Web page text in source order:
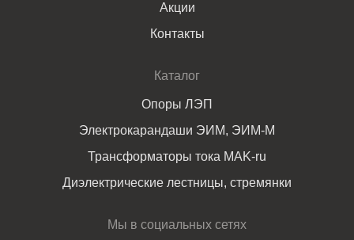
Акции
Контакты
Каталог
Опоры ЛЭП
Электрокарандаши ЭИМ, ЭИМ-М
Трансформаторы тока MAK-ru
Диэлектрические лестницы, стремянки
Мы в социальных сетях